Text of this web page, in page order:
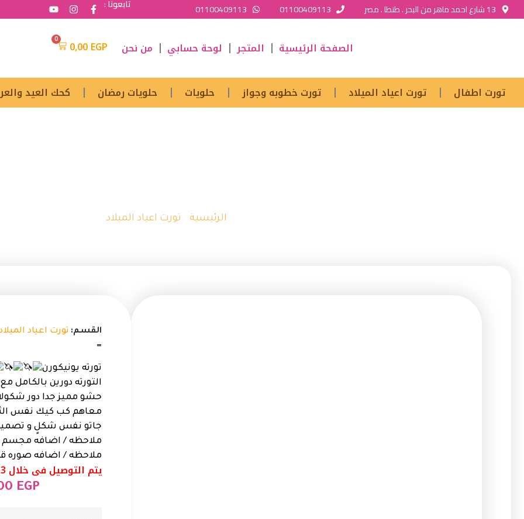
13 شارع احمد ماهر من البحر . طنطا . مصر 01100409113
01100409113 تابعونا :
الصفحة الرئيسية المتجر لوحة حسابي من نحن 0,00EGP
0
تورت اطفال تورت اعياد الميلاد تورت خطوبه وجواز حلويات حلويات رمضان كحك العيد
الرئيسية تورت اعياد الميلاد
القسم: تورت اعياد
=
تورته يونيكورن
التورته دورين
حشو مميز جدا دور
معاهم كب كيك نفس
جاتو نفس شكلٍ و تصميم
ملاحظه / اضافه مجسم قابل
ملاحظه / اضافه صوره قتبله
يتم التوصيل فى خلال 3 الى 4 ايام
EGP